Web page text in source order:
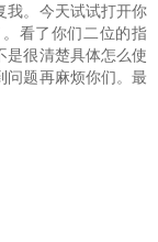
我。今天试试打开你
看了你们二位的指
是很清楚具体怎么使
问题再麻烦你们。最